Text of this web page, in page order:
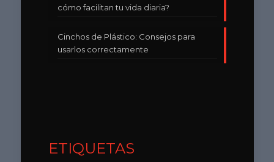
cómo facilitan tu vida diaria?
Cinchos de Plástico: Consejos para
usarlos correctamente
ETIQUETAS